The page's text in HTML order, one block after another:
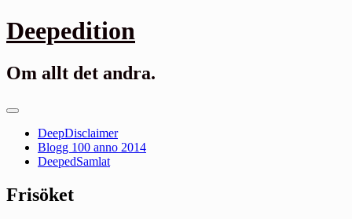
Gå
till
Deepedition
Om allt det andra.
Primär
DeepDisclaimer
Blogg 100 anno 2014
DeepedSamlat
Frisöket